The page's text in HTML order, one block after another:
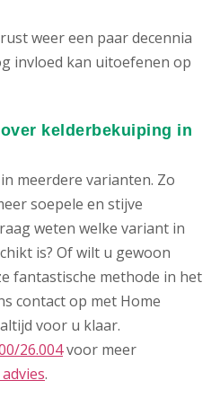
weer een paar decennia
invloed kan uitoefenen op
kelderbekuiping in
meerdere varianten. Zo
soepele en stijve
weten welke variant in
is? Of wilt u gewoon
fantastische methode in het
contact op met Home
voor u klaar.
26.004voor meer
.